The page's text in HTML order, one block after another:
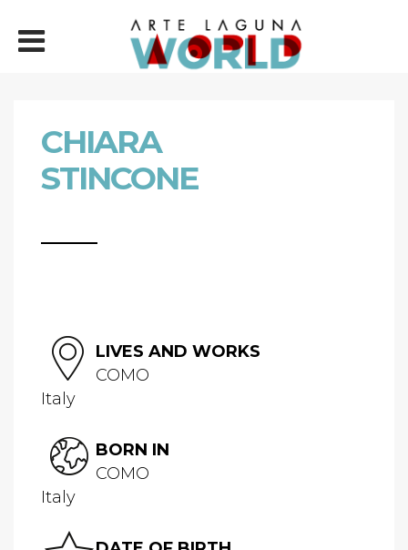
CHIARA
STINCONE
LIVES AND WORKS
COMO
Italy
BORN IN
COMO
Italy